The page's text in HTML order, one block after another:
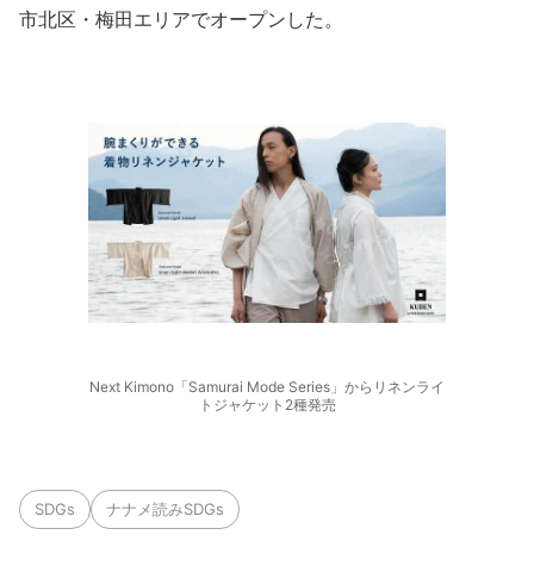
市北区・梅田エリアでオープンした。
Next Kimono「Samurai Mode Series」からリネンライ
トジャケット2種発売
SDGs ナナメ読みSDGs